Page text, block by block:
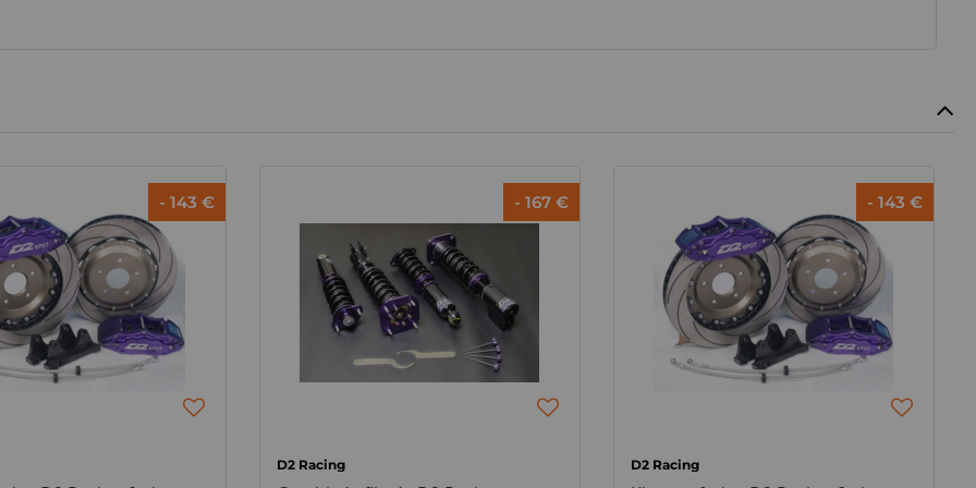
- 143 € - 167 €
D2 Racing
- 143 €
D2 Racing